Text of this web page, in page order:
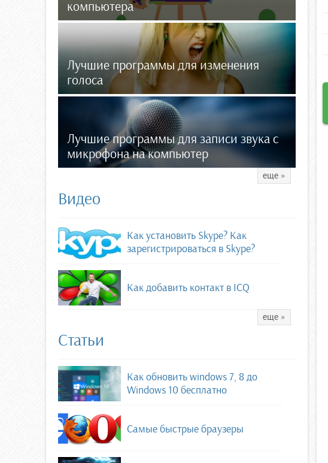
компьютера
Лучшие программы для изменения
голоса
Лучшие программы для записи звука с
микрофона на компьютер
еще »
Видео
Как установить Skype? Как
зарегистрироваться в Skype?
Как добавить контакт в ICQ
еще »
Статьи
Как обновить windows 7, 8 до
Windows 10 бесплатно
Самые быстрые браузеры